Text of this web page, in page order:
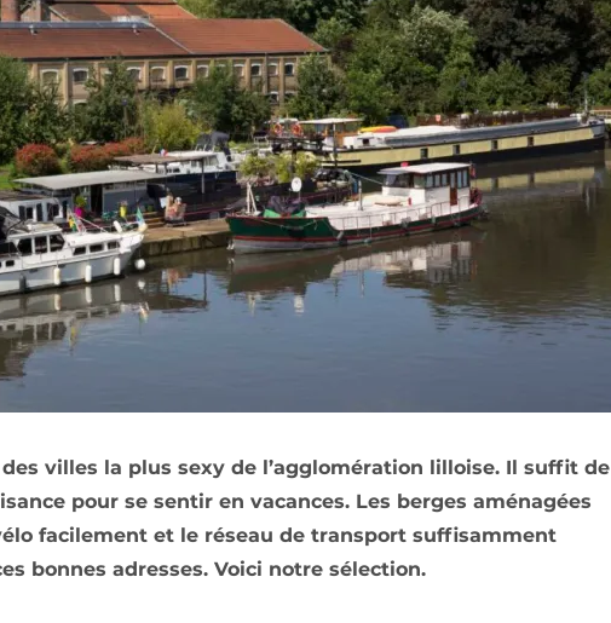
villes la plus sexy de l’agglomération lilloise. Il suffit de
pour se sentir en vacances. Les berges aménagées
facilement et le réseau de transport suffisamment
bonnes adresses. Voici notre sélection.